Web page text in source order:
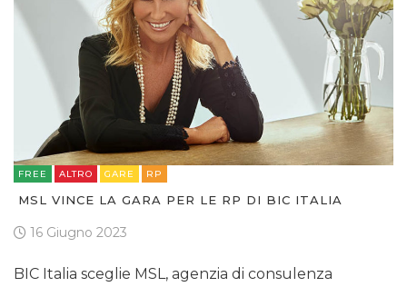
FREE ALTRO GARE RP
MSL VINCE LA GARA PER LE RP DI BIC ITALIA
16 Giugno 2023
BIC Italia sceglie MSL, agenzia di consulenza